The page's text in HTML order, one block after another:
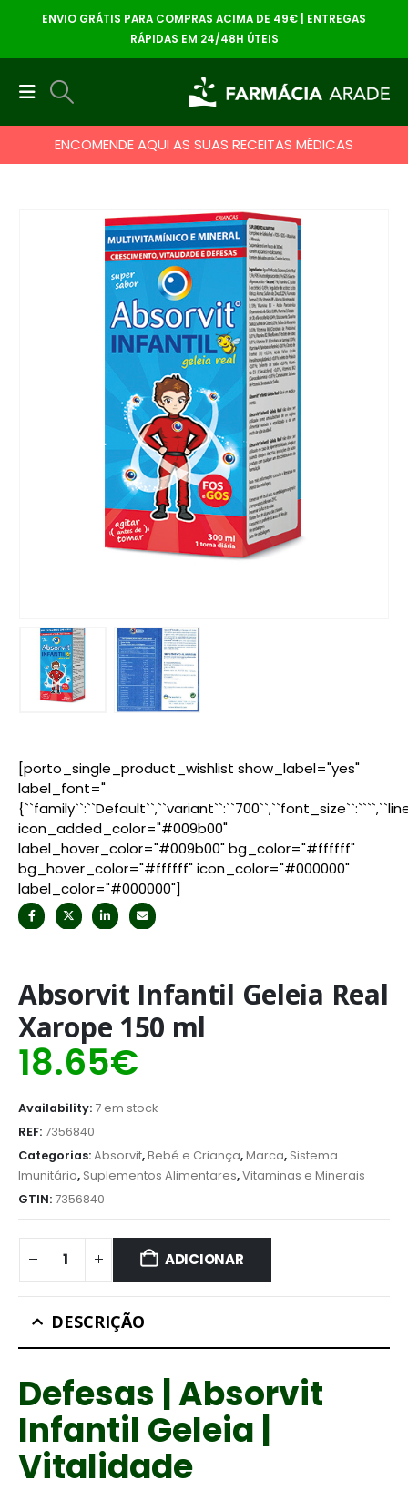
ENVIO GRÁTIS PARA COMPRAS ACIMA DE 49€ | ENTREGAS
RÁPIDAS EM 24/48H ÚTEIS
ENCOMENDE AQUI AS SUAS RECEITAS MÉDICAS
[porto_single_product_wishlist show_label="yes"
label_font="
icon_added_color="#009b00"
label_hover_color="#009b00" bg_color="#ffffff"
bg_hover_color="#ffffff" icon_color="#000000"
label_color="#000000"]
Absorvit Infantil Geleia Real
Xarope 150 ml
18.65€
Availability: 7 em stock
REF: 7356840
Categorias:Absorvit,Bebé e Criança,Marca, Sistema
Imunitário, Suplementos Alimentares,Vitaminas e Minerais
GTIN: 7356840
ADICIONAR
DESCRIÇÃO
Defesas | Absorvit
Infantil Geleia |
Vitalidade